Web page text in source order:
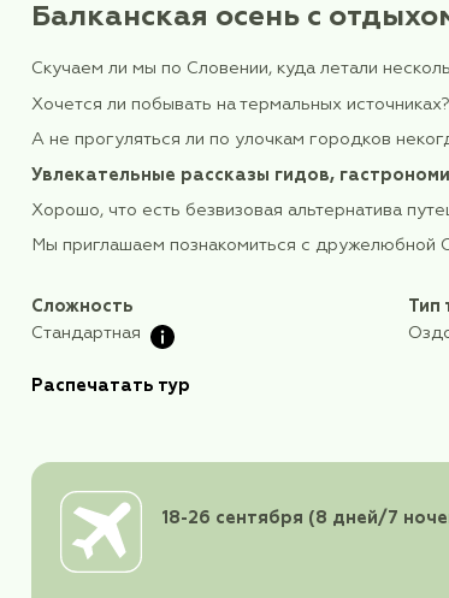
Премьера! Авиабилеты включены
Балканская осень с
Скучаем ли мы по Словении, куда
Хочется ли побывать на термальных
А не прогуляться ли по улочкам
Увлекательные рассказы гидов,
Мы приглашаем познакомиться с
Сложность
Стандартная